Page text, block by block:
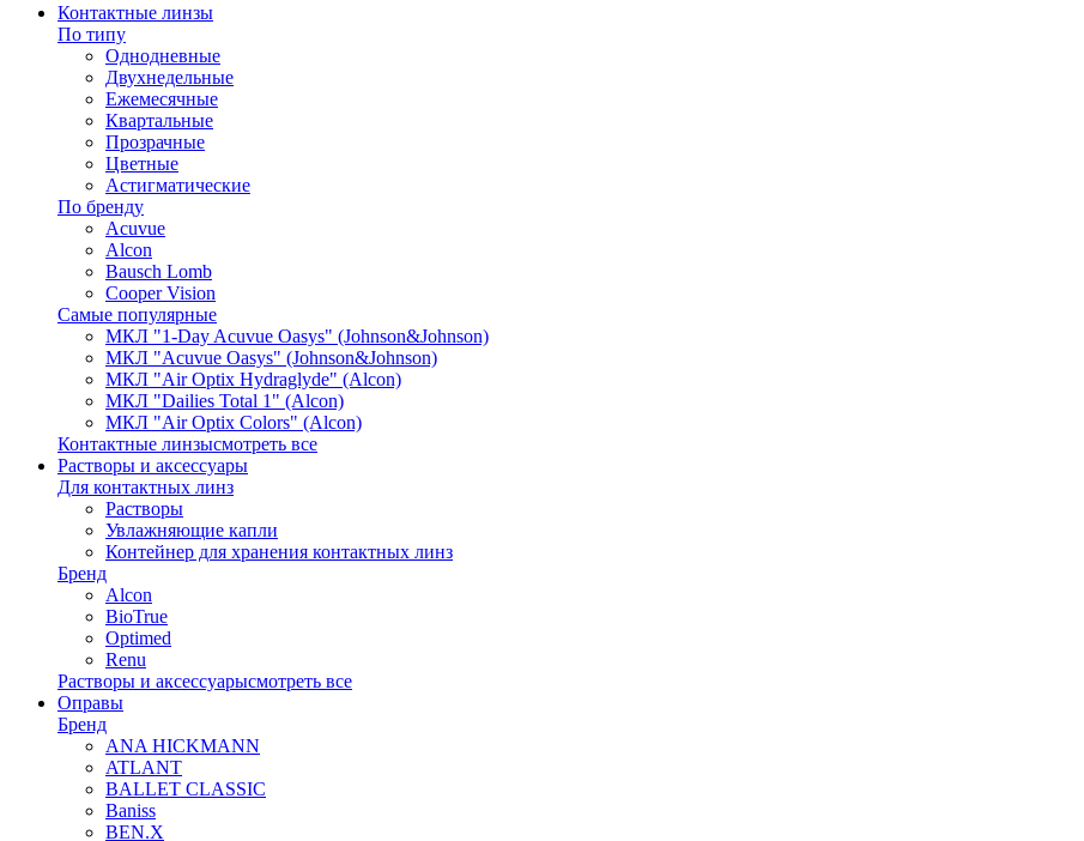
Контактные линзы
По типу
Однодневные
Двухнедельные
Ежемесячные
Квартальные
Прозрачные
Цветные
Астигматические
По бренду
Acuvue
Alcon
Bausch Lomb
Cooper Vision
Самые популярные
МКЛ "1-Day Acuvue Oasys" (Johnson&Johnson)
МКЛ "Acuvue Oasys" (Johnson&Johnson)
МКЛ "Air Optix Hydraglyde" (Alcon)
МКЛ "Dailies Total 1" (Alcon)
МКЛ "Air Optix Colors" (Alcon)
Контактные линзысмотреть все
Растворы и аксессуары
Для контактных линз
Растворы
Увлажняющие капли
Контейнер для хранения контактных линз
Бренд
Alcon
BioTrue
Optimed
Renu
Растворы и аксессуарысмотреть все
Оправы
Бренд
ANA HICKMANN
ATLANT
BALLET CLASSIC
Baniss
BEN.X